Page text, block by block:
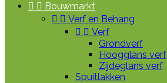
  Bouwmarkt
  Verf en Behang
  Verf
Grondverf
Hoogglans verf
Zijdeglans verf
Spuitlakken